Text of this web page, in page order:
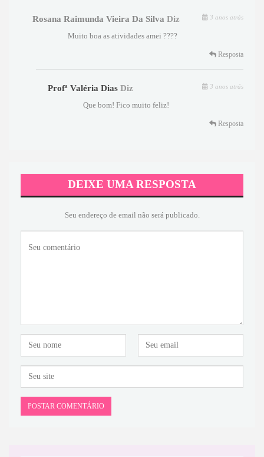
Rosana Raimunda Vieira Da Silva Diz 3 anos atrás
Muito boa as atividades amei ????
Resposta
Profª Valéria Dias Diz 3 anos atrás
Que bom! Fico muito feliz!
Resposta
DEIXE UMA RESPOSTA
Seu endereço de email não será publicado.